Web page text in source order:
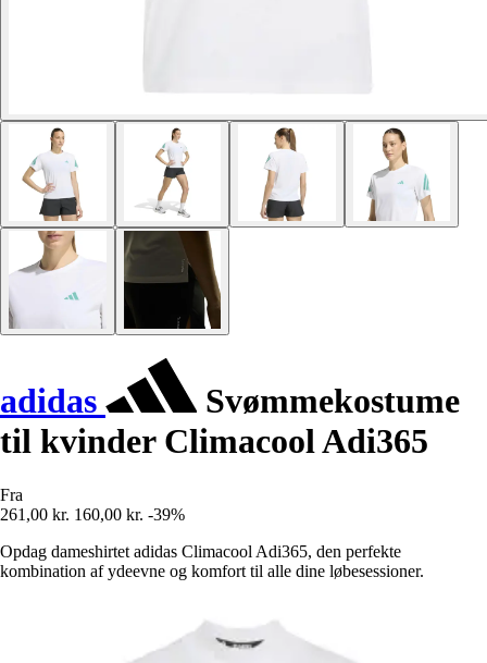
adidas
Svømmekostume
til kvinder Climacool Adi365
Fra
261,00 kr. 160,00 kr. -39%
Opdag dameshirtet adidas Climacool Adi365, den perfekte
kombination af ydeevne og komfort til alle dine løbesessioner.